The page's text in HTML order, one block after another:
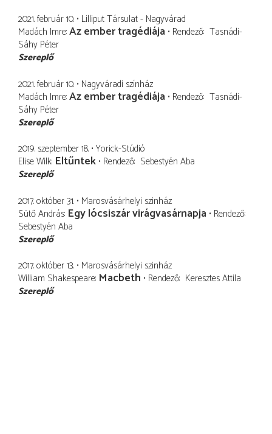
2021. február 10. Lilliput Társulat - Nagyvárad
Madách Imre Az ember tragédiája Rendező Tasnádi-
Sáhy Péter
Szereplő
2021. február 10. Nagyváradi színház
Madách Imre Az ember tragédiája Rendező Tasnádi-
Sáhy Péter
Szereplő
2019. szeptember 18. Yorick-Stúdió
Elise Wilk Eltűntek Rendező Sebestyén Aba
Szereplő
2017. október 31. Marosvásárhelyi szinház
Sütő András Egy lócsiszár virágvasárnapja Rendező
Sebestyén Aba
Szereplő
2017. október 13. Marosvásárhelyi szinház
William Shakespeare Macbeth Rendező Keresztes Attila
Szereplő